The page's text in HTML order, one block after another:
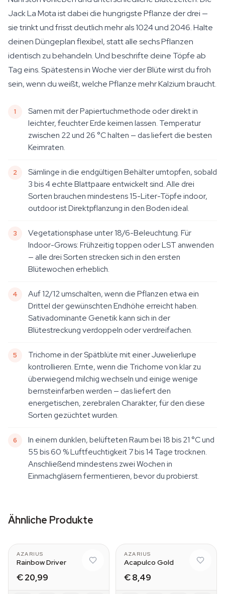
Jack La Mota ist dabei die hungrigste Pflanze der drei —
sie trinkt und frisst deutlich mehr als 1024 und 2046. Halte
deinen Düngeplan flexibel, statt alle sechs Pflanzen
identisch zu behandeln. Und beschrifte deine Töpfe ab
Tag eins. Spätestens in Woche vier der Blüte wirst du froh
sein, wenn du weißt, welche Pflanze mehr Kalzium braucht.
Samen mit der Papiertuchmethode oder direkt in
leichter, feuchter Erde keimen lassen. Temperatur
zwischen 22 und 26 °C halten — das liefert die besten
Keimraten.
Sämlinge in die endgültigen Behälter umtopfen, sobald
3 bis 4 echte Blattpaare entwickelt sind. Alle drei
Sorten brauchen mindestens 15-Liter-Töpfe indoor,
outdoor ist Direktpflanzung in den Boden ideal.
Vegetationsphase unter 18/6-Beleuchtung. Für
Indoor-Grows: Frühzeitig toppen oder LST anwenden
— alle drei Sorten strecken sich in den ersten
Blütewochen erheblich.
Auf 12/12 umschalten, wenn die Pflanzen etwa ein
Drittel der gewünschten Endhöhe erreicht haben.
Sativadominante Genetik kann sich in der
Blütestreckung verdoppeln oder verdreifachen.
Trichome in der Spätblüte mit einer Juwelierlupe
kontrollieren. Ernte, wenn die Trichome von klar zu
überwiegend milchig wechseln und einige wenige
bernsteinfarben werden — das liefert den
energetischen, zerebralen Charakter, für den diese
Sorten gezüchtet wurden.
In einem dunklen, belüfteten Raum bei 18 bis 21 °C und
55 bis 60 % Luftfeuchtigkeit 7 bis 14 Tage trocknen.
Anschließend mindestens zwei Wochen in
Einmachgläsern fermentieren, bevor du probierst.
Ähnliche Produkte
AZARIUS
Rainbow Driver
€ 20,99
AZARIUS
Acapulco Gold
€ 8,49